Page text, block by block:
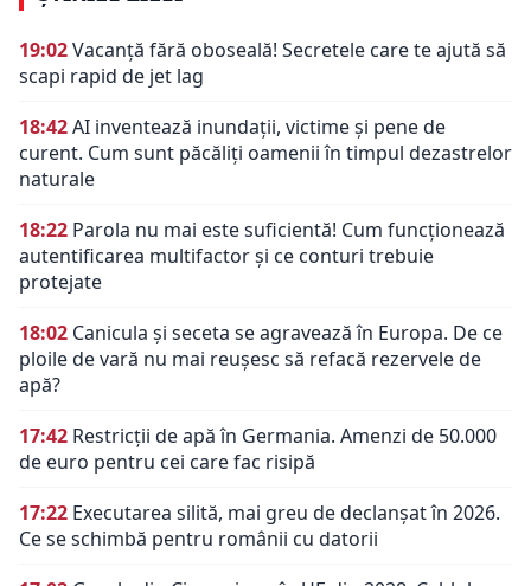
19:02Vacanță fără oboseală! Secretele care te ajută să
scapi rapid de jet lag
18:42AI inventează inundații, victime și pene de
curent. Cum sunt păcăliți oamenii în timpul dezastrelor
naturale
18:22 Parola nu mai este suficientă! Cum funcționează
autentificarea multifactor și ce conturi trebuie
protejate
18:02 Canicula și seceta se agravează în Europa. De ce
ploile de vară nu mai reușesc să refacă rezervele de
apă?
17:42 Restricții de apă în Germania. Amenzi de 50.000
de euro pentru cei care fac risipă
17:22 Executarea silită, mai greu de declanșat în 2026.
Ce se schimbă pentru românii cu datorii